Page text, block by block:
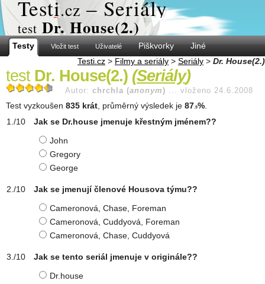
Testi.cz – Seriály
test Dr. House(2.)
Testy Vložit test Uživatelé Piškvorky
Jiné
Testi.cz > Filmy a seriály > Seriály > Dr. House(2.)
test Dr. House(2.) (Seriály)
Autor: chrchla (anonym ) ... vloženo 24.6.2008
Test vyzkoušen 835 krát , průměrný výsledek je 87 .9%
Jak se Dr.house jmenuje křestným jménem??
John
Gregory
George
Jak se jmenují členové Housova týmu??
Cameronová, Chase, Foreman
Cameronová, Cuddyová, Foreman
Cameronová, Chase, Cuddyová
Jak se tento seriál jmenuje v originále??
Dr.house